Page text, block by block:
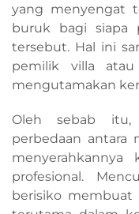
yang menyengat
buruk bagi siapa
tersebut. Hal ini
pemilik villa
mengutamakan
Oleh sebab itu,
perbedaan antara
profesional.
berisiko